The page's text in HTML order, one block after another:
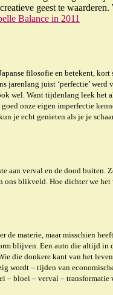
geest te waarderen.
Balance in 2011
filosofie en betekent,
juist ‘perfectie’
wel. Want tijdenlang leek het
onze eigen imperfectie
je echt genieten als je je
aan verval en de dood
blikveld. Hoe dichter we
materie, maar misschien
blijven. Een auto die altijd
die donkere kant van het
wordt – tijden van
bloei – verval – transformatie